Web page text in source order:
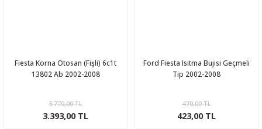
Fiesta Korna Otosan (Fişli) 6c1t
13802 Ab 2002-2008
3.770,00 TL
3.393,00 TL
Ford Fiesta Isıtma Bujisi Geçmeli
Tip 2002-2008
470,00 TL
423,00 TL